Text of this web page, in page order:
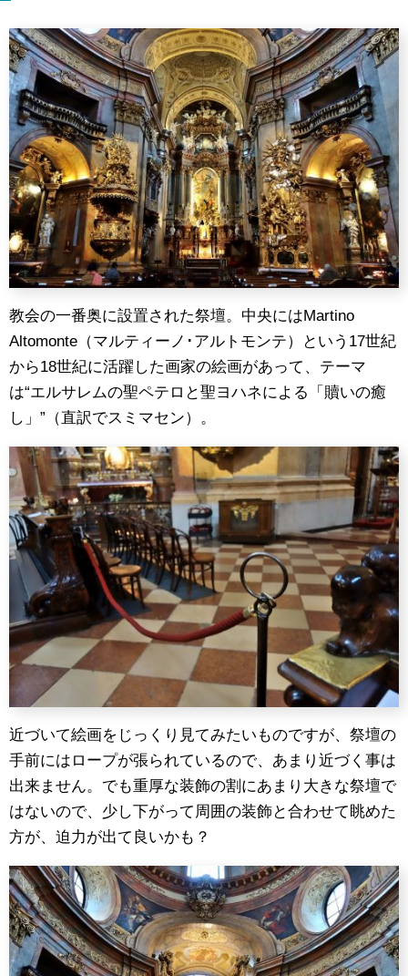
教会の一番奥に設置された祭壇。中央にはMartino
Altomonte（マルティーノ･アルトモンテ）という17世紀
から18世紀に活躍した画家の絵画があって、テーマ
は“エルサレムの聖ペテロと聖ヨハネによる「贖いの癒
し」”（直訳でスミマセン）。
近づいて絵画をじっくり見てみたいものですが、祭壇の
手前にはロープが張られているので、あまり近づく事は
出来ません。でも重厚な装飾の割にあまり大きな祭壇で
はないので、少し下がって周囲の装飾と合わせて眺めた
方が、迫力が出て良いかも？